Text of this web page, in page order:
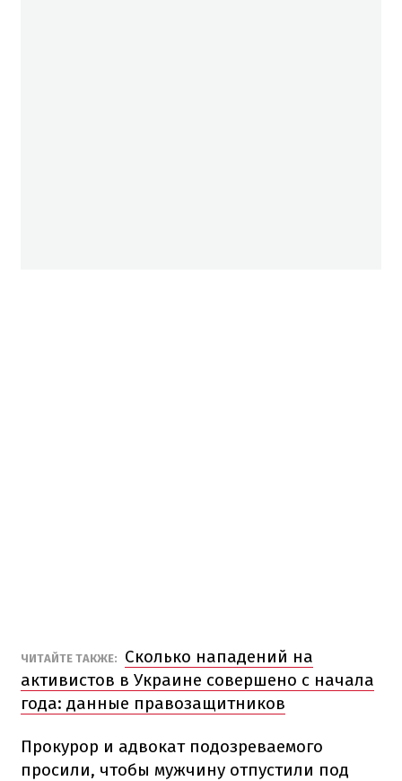
ЧИТАЙТЕ ТАКЖЕ:
Сколько нападений на
активистов в Украине совершено с начала
года: данные правозащитников
Прокурор и адвокат подозреваемого
просили, чтобы мужчину отпустили под